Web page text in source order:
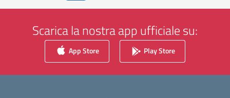
Scarica la nostra app ufficiale su:
App Store Play Store